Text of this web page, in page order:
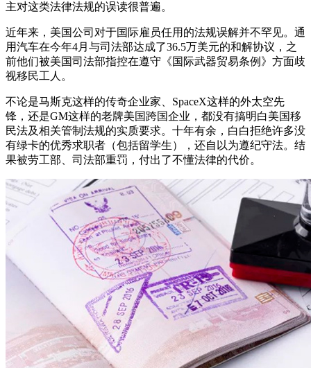
主对这类法律法规的误读很普遍。
近年来，美国公司对于国际雇员任用的法规误解并不罕见。通
用汽车在今年4月与司法部达成了36.5万美元的和解协议，之
前他们被美国司法部指控在遵守《国际武器贸易条例》方面歧
视移民工人。
不论是马斯克这样的传奇企业家、SpaceX这样的外太空先
锋，还是GM这样的老牌美国跨国企业，都没有搞明白美国移
民法及相关管制法规的实质要求。十年有余，白白拒绝许多没
有绿卡的优秀求职者（包括留学生），还自以为遵纪守法。结
果被劳工部、司法部重罚，付出了不懂法律的代价。